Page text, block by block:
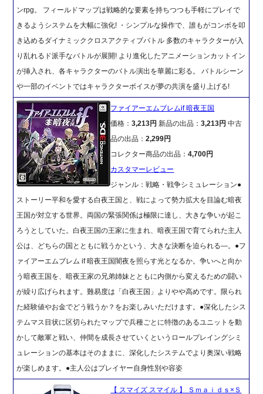
ンrpg。 フィールドマップは戦略的な要素を持ちつつも手軽にプレイで
きるようシステムを大幅に強化! ・シンプルな操作で、誰もがコンボを叩
き込めるダイナミッククロスアクティブバトル 多数のキャラクターが入
り乱れるド派手なバトルが展開! より進化したアニメーションカットイン
が挿入され、各キャラクターのバトル演出を華麗に彩る。 バトルシーン
や一部のイベントではキャラクターボイスが夢の共演を盛り上げる!
ファイアーエムブレムif 暗夜王国
価格：3,213円新品の出品：3,213円 中古
品の出品：2,299円
コレクター商品の出品：4,700円
カスタマーレビュー
ジャンル：戦略・戦争シミュレーション●
ストーリー平和を愛する白夜王国と、戦によって勢力拡大を目論む暗夜
王国が対立する世界。両国の緊張関係は極限に達し、大きな争いが起こ
ろうとしていた。白夜王国の王家に生まれ、暗夜王国で育てられた主人
公は、どちらの国とともに戦うかという、大きな決断を迫られる―。●フ
ァイアーエムブレム if 暗夜王国闇夜を照らす光となるか。争いへと向か
う暗夜王国を、暗夜王家の兄弟姉妹とともに内側から変えるための闘い
が繰り広げられます。難易度は「白夜王国」よりやや高めです。限られ
た経験値やお金でどう戦うか？をお楽しみいただけます。●深化したシス
テムマス目状に区切られたマップで兵種ごとに特徴のあるユニットを動
かして敵軍と戦い、仲間を成長させていくというロールプレイングシミ
ュレーションの基本はそのままに、深化したシステムでより奥深い戦略
が楽しめます。●主人公はプレイヤー自身性別や容姿
【 スマイズ スマイル 】 Ｓｍａｉｄｓ×Ｓ